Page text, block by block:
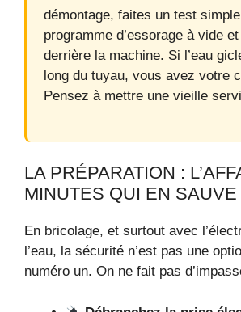
démontage, faites un test
programme d’essorage à vide
derrière la machine. Si l’eau
long du tuyau, vous avez votre
Pensez à mettre une vieille
LA PRÉPARATION :
MINUTES QUI EN SAUVE
En bricolage, et surtout avec
l’eau, la sécurité n’est pas une
numéro un. On ne fait pas